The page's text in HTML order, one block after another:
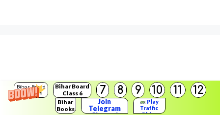
Bihar Board
Solutions
Bihar Board
Class 6
7 8 9 10 11 12
Bihar
Books
Join
Telegram
Play
Traffic